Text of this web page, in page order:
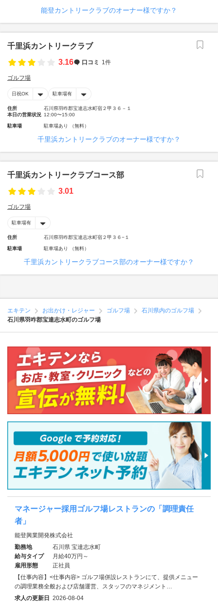
能登カントリークラブのオーナー様ですか？
千里浜カントリークラブ
3.16
口コミ 1件
ゴルフ場
日祝OK 駐車場有
住所
石川県羽咋郡宝達志水町宿２甲３６－１
本日の営業状況 12:00〜15:00
駐車場 駐車場あり （無料）
千里浜カントリークラブのオーナー様ですか？
千里浜カントリークラブコース部
3.01
ゴルフ場
駐車場有
住所 石川県羽咋郡宝達志水町宿２甲３６−１
駐車場 駐車場あり （無料）
千里浜カントリークラブコース部のオーナー様ですか？
エキテン お出かけ・レジャー ゴルフ場
石川県内のゴルフ場
石川県羽咋郡宝達志水町のゴルフ場
マネージャー採用ゴルフ場レストランの「調理責任
者」
能登興業開発株式会社
勤務地
石川県 宝達志水町
給与タイプ
月給40万円～
雇用形態
正社員
【仕事内容】<仕事内容> ゴルフ場併設レストランにて、提供メニュー
の調理業務全般および店舗運営、スタッフのマネジメント…
求人の更新日 2026-08-04